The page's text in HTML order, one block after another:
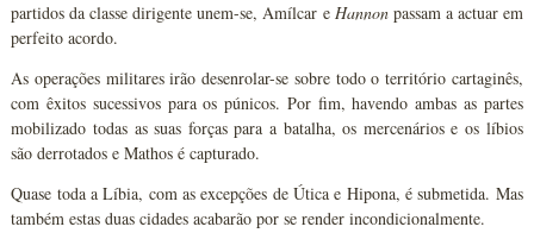
partidos da classe dirigente unem-se, Amílcar e Hannon passam a actuar em
perfeito acordo.
As operações militares irão desenrolar-se sobre todo o território cartaginês,
com êxitos sucessivos para os púnicos. Por fim, havendo ambas as partes
mobilizado todas as suas forças para a batalha, os mercenários e os líbios
são derrotados e Mathos é capturado.
Quase toda a Líbia, com as excepções de Útica e Hipona, é submetida. Mas
também estas duas cidades acabarão por se render incondicionalmente.